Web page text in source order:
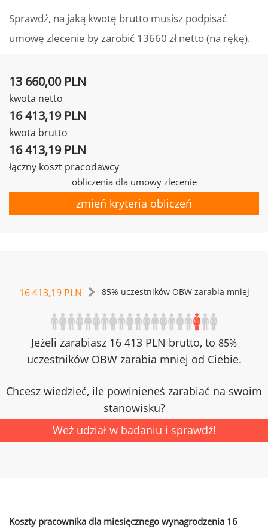
Sprawdź, na jaką kwotę brutto musisz podpisać
umowę zlecenie by zarobić 13660 zł netto (na rękę).
13 660,00 PLN
kwota netto
16 413,19 PLN
kwota brutto
16 413,19 PLN
łączny koszt pracodawcy
obliczenia dla umowy zlecenie
zmień kryteria obliczeń
16 413,19 PLN 85% uczestników OBW zarabia mniej
Jeżeli zarabiasz 16 413 PLN brutto, to 85%
uczestników OBW zarabia mniej od Ciebie.
Chcesz wiedzieć, ile powinieneś zarabiać na swoim
stanowisku?
Weź udział w badaniu i sprawdź!
Koszty pracownika dla miesięcznego wynagrodzenia 16